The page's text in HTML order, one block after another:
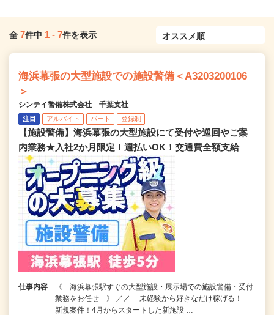
全 7件中 1 - 7件を表示
海浜幕張の大型施設での施設警備＜A3203200106
＞
シンテイ警備株式会社 千葉支社
注目 アルバイト パート 登録制
【施設警備】海浜幕張の大型施設にて受付や巡回やご案
内業務★入社2か月限定！週払いOK！交通費全額支給
仕事内容
《 海浜幕張駅すぐの大型施設・展示場での施設警備・受付
業務をお任せ 》 ／／ 未経験から好きなだけ稼げる！
新規案件！4月からスタートした新施設 …